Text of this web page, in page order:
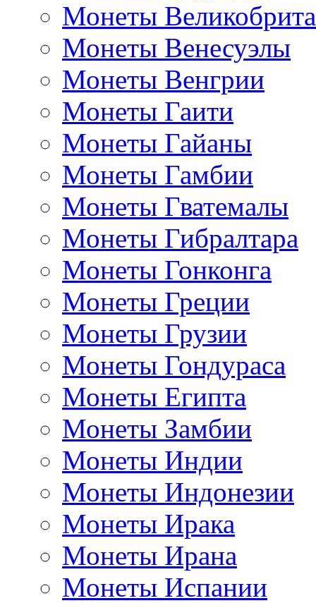
Монеты
Монеты Венесуэлы
Монеты Венгрии
Монеты Гаити
Монеты Гайаны
Монеты Гамбии
Монеты Гватемалы
Монеты Гибралтара
Монеты Гонконга
Монеты Греции
Монеты Грузии
Монеты Гондураса
Монеты Египта
Монеты Замбии
Монеты Индии
Монеты Индонезии
Монеты Ирака
Монеты Ирана
Монеты Испании